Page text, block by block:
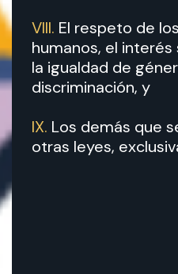
VIII. El respeto de
humanos, el interés
la igualdad de
discriminación, y
IX. Los demás que
otras leyes,